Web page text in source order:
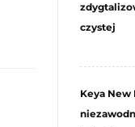
czystej
Keya New